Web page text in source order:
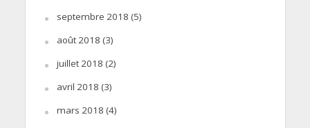
septembre 2018 (5)
août 2018 (3)
juillet 2018 (2)
avril 2018 (3)
mars 2018 (4)